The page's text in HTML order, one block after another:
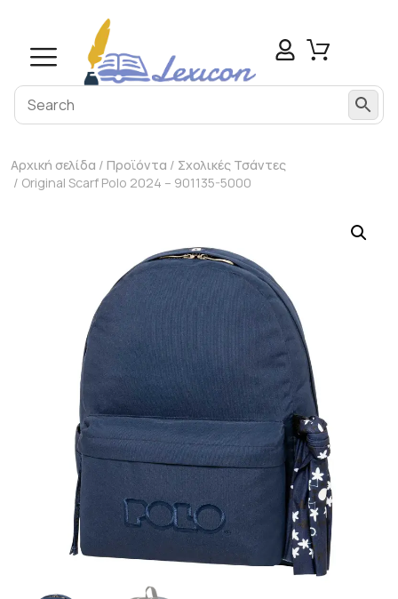
Αρχική σελίδα / Προϊόντα / Σχολικές Τσάντες
/ Original Scarf Polo 2024 – 901135-5000